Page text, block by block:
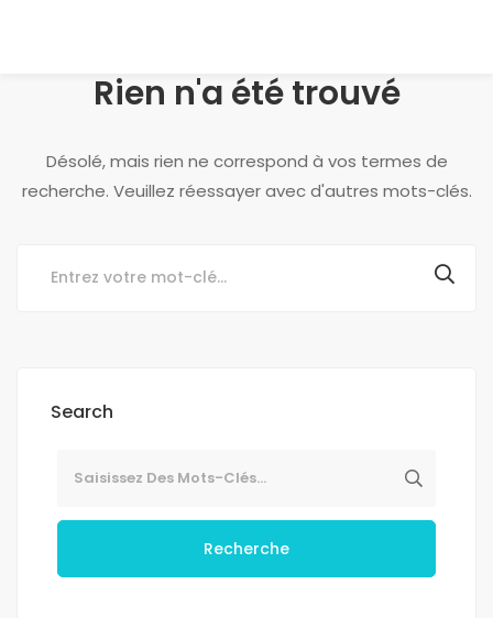
Rien n'a été trouvé
Désolé, mais rien ne correspond à vos termes de
recherche. Veuillez réessayer avec d'autres mots-clés.
Search
Recherche